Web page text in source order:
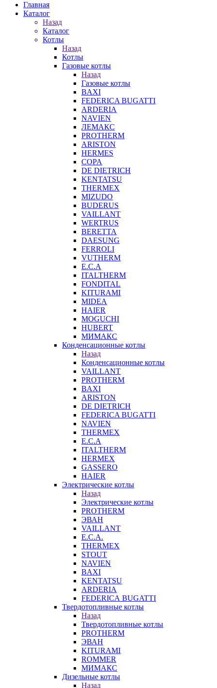
Главная
Каталог
Назад
Каталог
Котлы
Назад
Котлы
Газовые котлы
Назад
Газовые котлы
BAXI
FEDERICA BUGATTI
ARDERIA
NAVIEN
ЛЕМАКС
PROTHERM
ARISTON
HERMES
COPA
DE DIETRICH
KENTATSU
THERMEX
MIZUDO
BUDERUS
VAILLANT
WERTRUS
BERETTA
DAESUNG
FERROLI
VUTHERM
E.C.A
ITALTHERM
FONDITAL
KITURAMI
MIDEA
HAIER
MOGUCHI
HUBERT
МИМАКС
Конденсационные котлы
Назад
Конденсационные котлы
VAILLANT
PROTHERM
BAXI
ARISTON
DE DIETRICH
FEDERICA BUGATTI
NAVIEN
THERMEX
E.C.A
ITALTHERM
HERMEX
GASSERO
HAIER
Электрические котлы
Назад
Электрические котлы
PROTHERM
ЭВАН
VAILLANT
E.C.A.
THERMEX
STOUT
NAVIEN
BAXI
KENTATSU
ARDERIA
FEDERICА BUGATTI
Твердотопливные котлы
Назад
Твердотопливные котлы
PROTHERM
ЭВАН
KITURAMI
ROMMER
МИМАКС
Дизельные котлы
Назад